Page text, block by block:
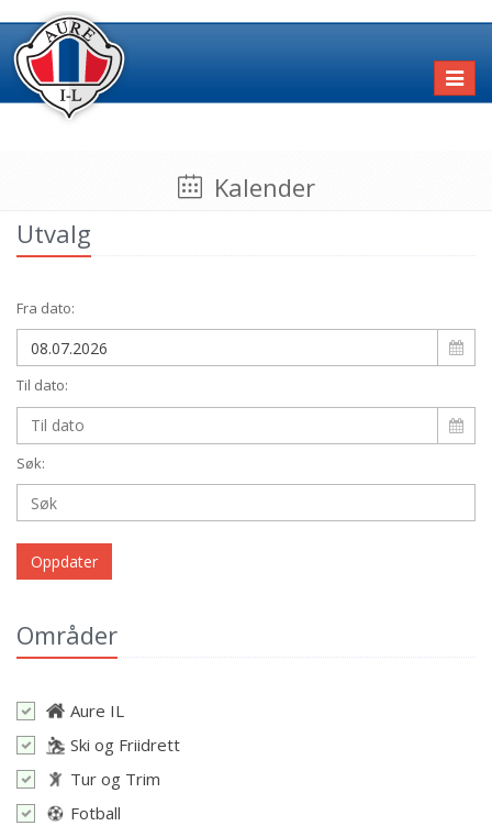
Kalender
Utvalg
Fra dato:
Til dato:
Søk:
Oppdater
Områder
Aure IL
Ski og Friidrett
Tur og Trim
Fotball